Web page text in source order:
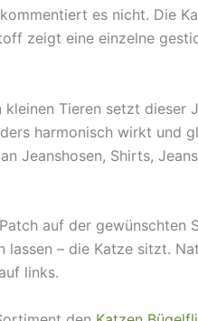
es nicht. Die
zeigt eine einzelne
Tieren setzt
harmonisch wirkt
Jeanshosen, Shirts,
auf der
– die Katze sitzt.
links.